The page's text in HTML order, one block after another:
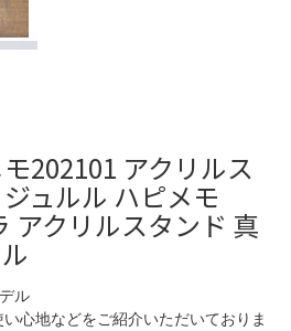
202101 アクリルス
ュルル ハピメモ
アクリルスタンド 真
ル
心地などをご紹介いただいておりま